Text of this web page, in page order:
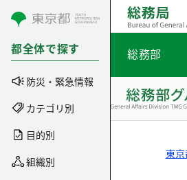
コンテンツにスキップ
都全体で探す
防災・緊急情報
カテゴリ別
目的別
組織別
総務部
東